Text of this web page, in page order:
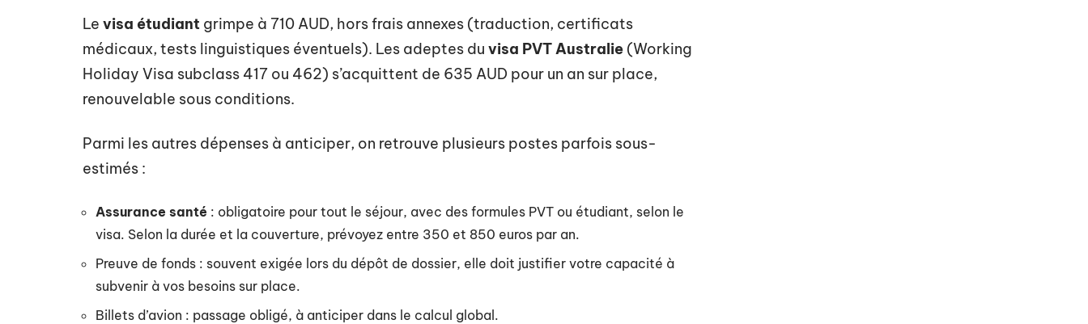
Le visa étudiant grimpe à 710 AUD, hors frais annexes (traduction, certificats
médicaux, tests linguistiques éventuels). Les adeptes du visa PVT Australie (Working
Holiday Visa subclass 417 ou 462) s’acquittent de 635 AUD pour un an sur place,
renouvelable sous conditions.
Parmi les autres dépenses à anticiper, on retrouve plusieurs postes parfois sous-
estimés :
Assurance santé : obligatoire pour tout le séjour, avec des formules PVT ou étudiant, selon le
visa. Selon la durée et la couverture, prévoyez entre 350 et 850 euros par an.
Preuve de fonds : souvent exigée lors du dépôt de dossier, elle doit justifier votre capacité à
subvenir à vos besoins sur place.
Billets d’avion : passage obligé, à anticiper dans le calcul global.